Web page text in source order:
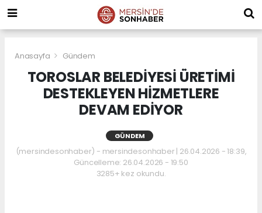
Anasayfa Gündem
TOROSLAR BELEDİYESİ ÜRETİMİ
DESTEKLEYEN HİZMETLERE
DEVAM EDİYOR
GÜNDEM
(mersindesonhaber) - mersindesonhaber | 26.04.2026 - 18:39,
Güncelleme: 26.04.2026 - 19:50
3285+ kez okundu.